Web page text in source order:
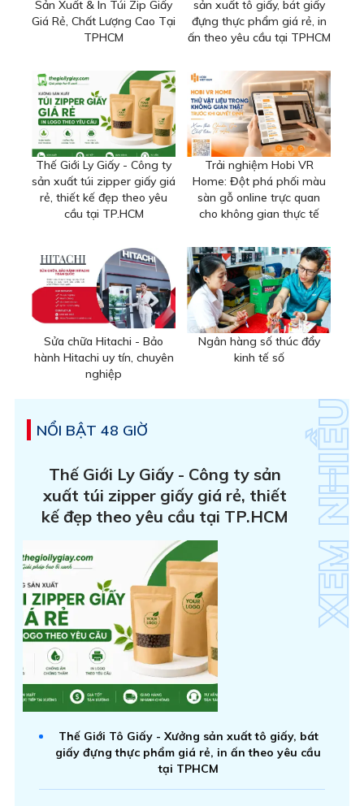
Sản Xuất & In Túi Zip Giấy
Giá Rẻ, Chất Lượng Cao Tại
TPHCM
sản xuất tô giấy, bát giấy
đựng thực phẩm giá rẻ, in
ấn theo yêu cầu tại TPHCM
Thế Giới Ly Giấy - Công ty
sản xuất túi zipper giấy giá
rẻ, thiết kế đẹp theo yêu
cầu tại TP.HCM
Trải nghiệm Hobi VR
Home: Đột phá phối màu
sàn gỗ online trực quan
cho không gian thực tế
Sửa chữa Hitachi - Bảo
hành Hitachi uy tín, chuyên
nghiệp
Ngân hàng số thúc đẩy
kinh tế số
NỔI BẬT 48 GIỜ
Thế Giới Ly Giấy - Công ty sản
xuất túi zipper giấy giá rẻ, thiết
kế đẹp theo yêu cầu tại TP.HCM
Thế Giới Tô Giấy - Xưởng sản xuất tô giấy, bát
giấy đựng thực phẩm giá rẻ, in ấn theo yêu cầu
tại TPHCM